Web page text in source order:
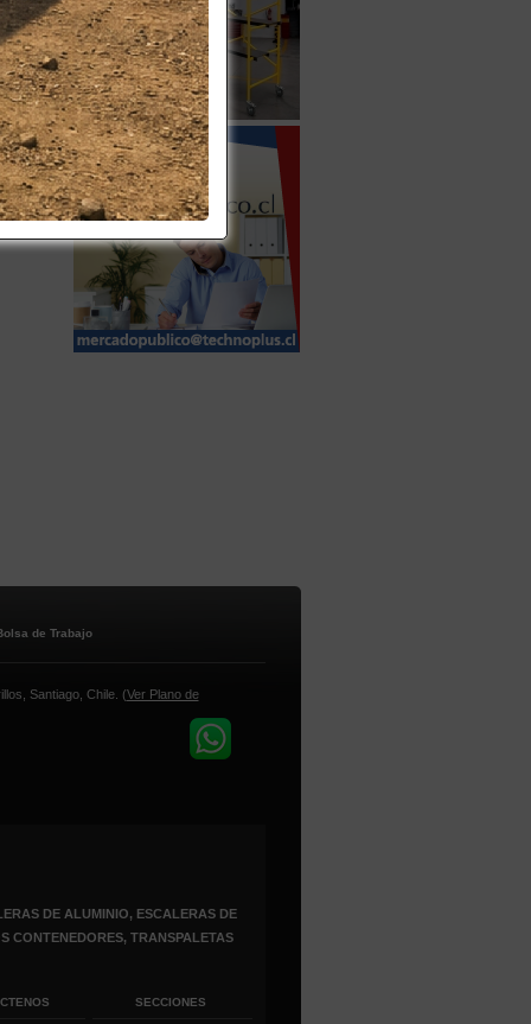
de Trabajo
Santiago, Chile. (Ver Plano de
DE ALUMINIO, ESCALERAS DE
CONTENEDORES, TRANSPALETAS
SECCIONES